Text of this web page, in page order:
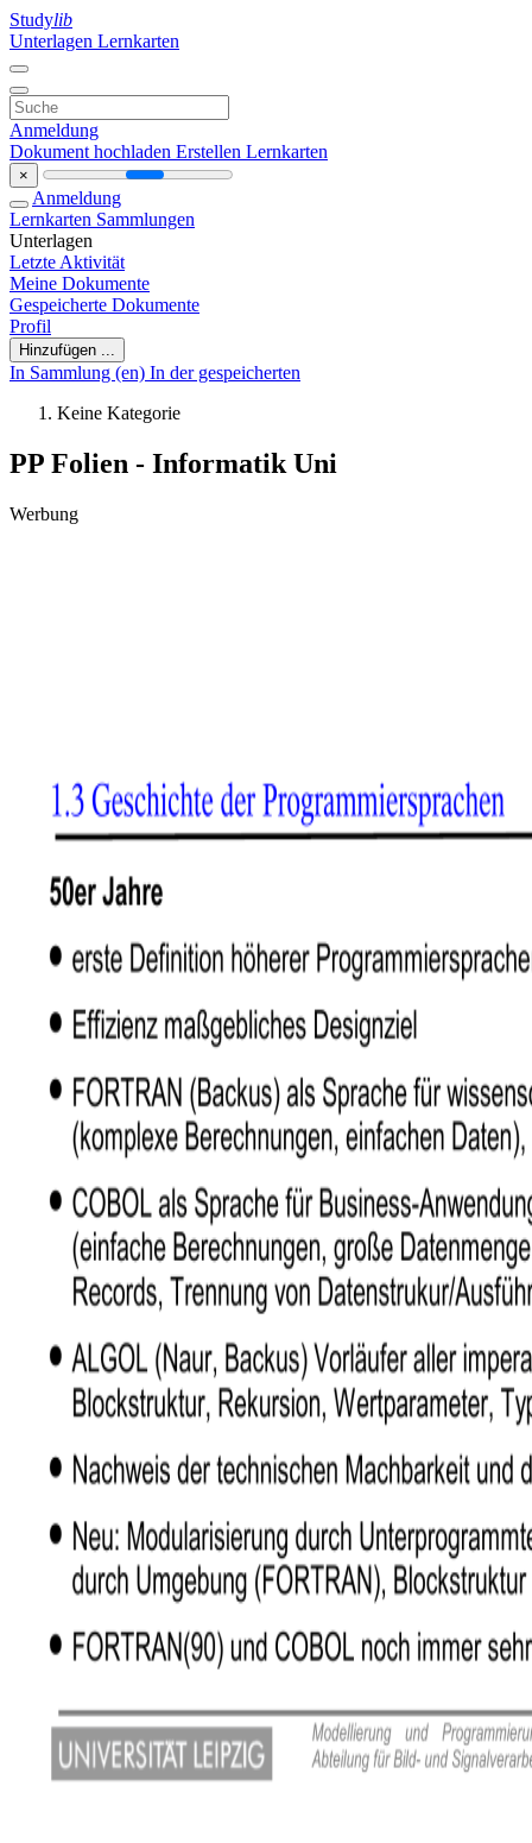
Studylib
Unterlagen Lernkarten
Anmeldung
Dokument hochladen Erstellen Lernkarten
×
Anmeldung
Lernkarten Sammlungen
Unterlagen
Letzte Aktivität
Meine Dokumente
Gespeicherte Dokumente
Profil
Hinzufügen ...
In Sammlung (en) In der gespeicherten
Keine Kategorie
PP Folien - Informatik Uni
Werbung